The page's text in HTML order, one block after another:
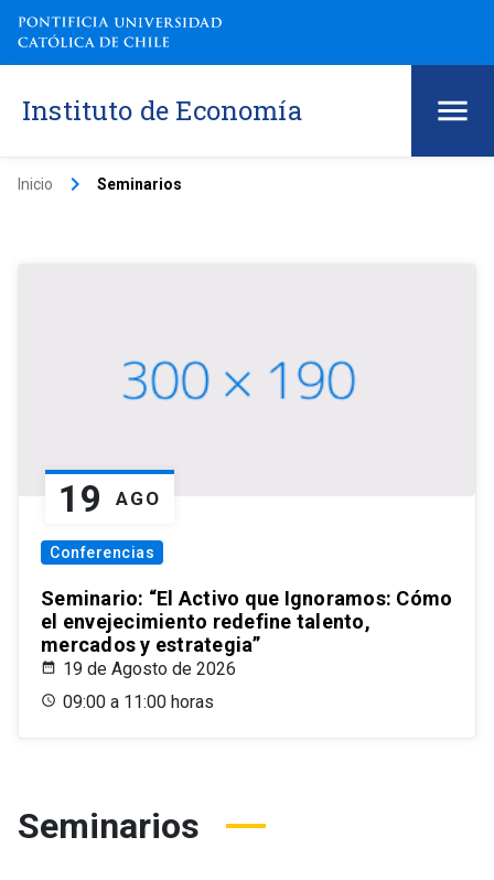
Instituto de Economía
Inicio keyboard_arrow_right Seminarios
19 AGO
Conferencias
Seminario: “El Activo que Ignoramos: Cómo
el envejecimiento redefine talento,
mercados y estrategia”
19 de Agosto de 2026
09:00 a 11:00 horas
Seminarios